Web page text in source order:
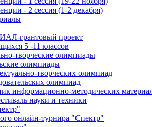
- 2 сессия (1-2 декабря)
грантовый проект
5 -11 классов
творческие олимпиады
олимпиады
творческих олимпиад
олимпиад
информационно-методических
науки и техники
онлайн-турнира "Спектр"